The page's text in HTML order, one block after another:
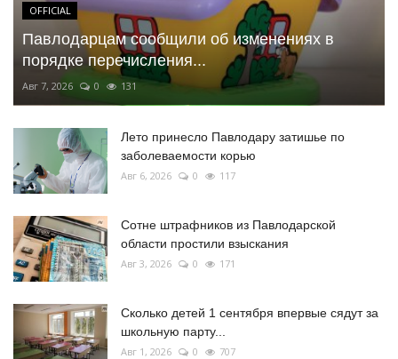
OFFICIAL
Павлодарцам сообщили об изменениях в
порядке перечисления...
Авг 7, 2026 0 131
Лето принесло Павлодару затишье по
заболеваемости корью
Авг 6, 2026 0 117
Сотне штрафников из Павлодарской
области простили взыскания
Авг 3, 2026 0 171
Сколько детей 1 сентября впервые сядут за
школьную парту...
Авг 1, 2026 0 707